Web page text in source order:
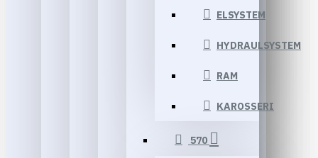
ELSYSTEM
HYDRAULSYSTEM
RAM
KAROSSERI
570